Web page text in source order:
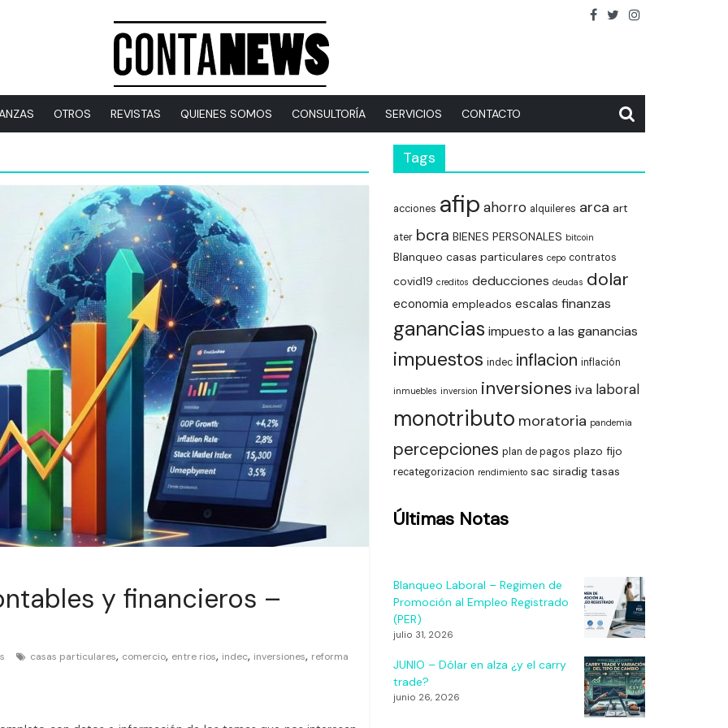
OTROS REVISTAS QUIENES SOMOS CONSULTORÍA SERVICIOS CONTACTO
y financieros –
casas particulares, comercio, entre rios, indec, inversiones, reforma
Tags
acciones afip ahorro alquileres arca art
ater bcra BIENES PERSONALES bitcoin
Blanqueo casas particulares cepo contratos
covid19 creditos deducciones deudas dolar
economia empleados escalas finanzas
ganancias impuesto a las ganancias
impuestos indec inflacion inflación
inmuebles inversion inversiones iva laboral
monotributo moratoria pandemia
percepciones plan de pagos plazo fijo
recategorizacion rendimiento sac siradig tasas
Últimas Notas
Blanqueo Laboral – Regimen de
Promoción al Empleo Registrado
(PER)
julio 31, 2026
JUNIO – Dólar en alza ¿y el carry
trade?
junio 26, 2026